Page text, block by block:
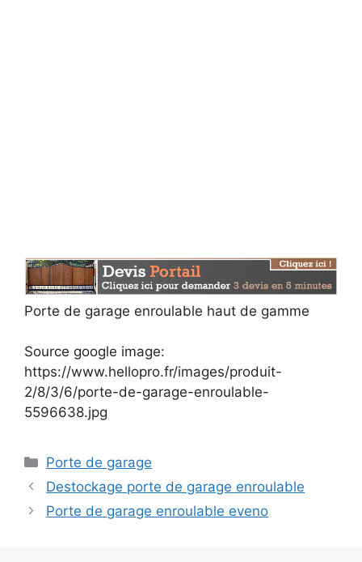
Porte de garage enroulable haut de gamme
Source google image:
https://www.hellopro.fr/images/produit-
2/8/3/6/porte-de-garage-enroulable-
5596638.jpg
Catégories
Porte de garage
Destockage porte de garage enroulable
Porte de garage enroulable eveno